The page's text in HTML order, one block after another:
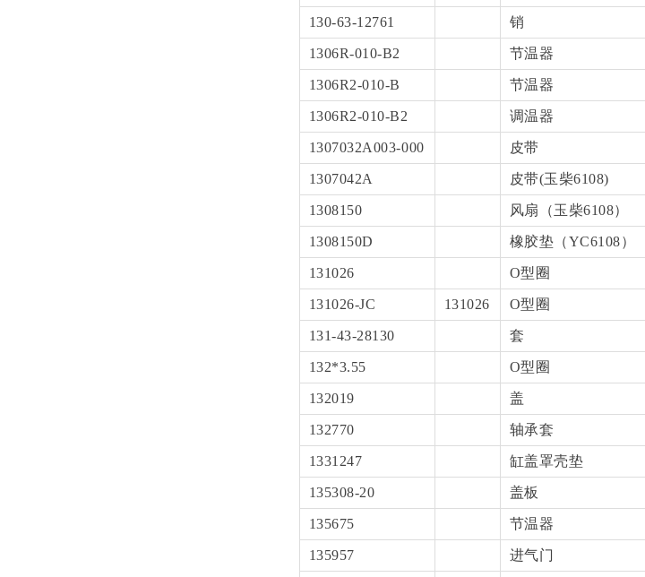
130-63-12761 销
1306R-010-B2 节温器
1306R2-010-B 节温器
1306R2-010-B2 调温器
1307032A003-000 皮带
1307042A 皮带(玉柴6108)
1308150 风扇（玉柴6108）
1308150D 橡胶垫（YC6108）
131026 O型圈
131026-JC 131026 O型圈
131-43-28130 套
132*3.55 O型圈
132019 盖
132770 轴承套
1331247 缸盖罩壳垫
135308-20 盖板
135675 节温器
135957 进气门